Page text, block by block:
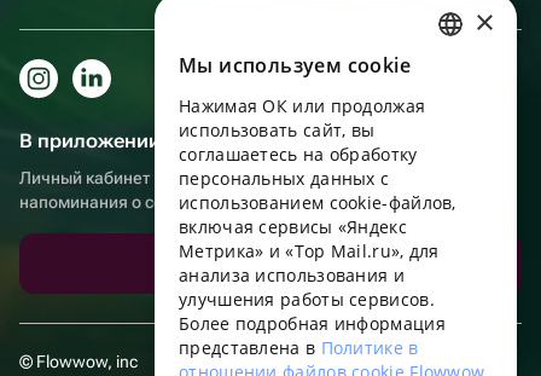
В приложении еще удобнее!
Личный кабинет получателя, больше бонусов за покупки и
напоминания о событиях
Скачать приложение
© Flowwow, inc
ENGLISH
UKRAINIAN
PORTUGUESE
FRENCH
×
Мы используем сookie
Нажимая ОК или продолжая
использовать сайт, вы
соглашаетесь на обработку
персональных данных с
использованием cookie-файлов,
включая сервисы «Яндекс
Метрика» и «Top Mail.ru», для
анализа использования и
улучшения работы сервисов.
Более подробная информация
представлена в Политике в